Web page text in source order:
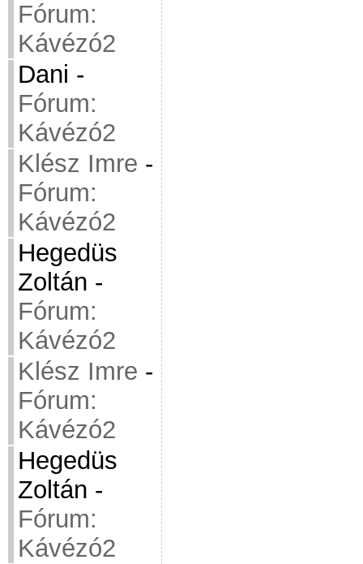
Fórum:
Kávézó2
Dani -
Fórum:
Kávézó2
Klész Imre -
Fórum:
Kávézó2
Hegedüs
Zoltán -
Fórum:
Kávézó2
Klész Imre -
Fórum:
Kávézó2
Hegedüs
Zoltán -
Fórum:
Kávézó2